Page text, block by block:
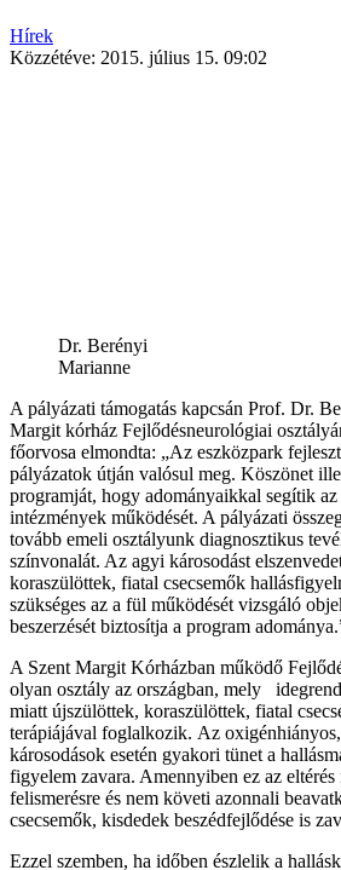
Hírek
Közzétéve: 2015. július 15. 09:02
Dr. Berényi
Marianne
A pályázati támogatás kapcsán Prof. Dr.
Margit kórház Fejlődésneurológiai
főorvosa elmondta: „Az eszközpark
pályázatok útján valósul meg. Köszönet
programját, hogy adományaikkal segítik az
intézmények működését. A pályázati
tovább emeli osztályunk diagnosztikus
színvonalát. Az agyi károsodást
koraszülöttek, fiatal csecsemők
szükséges az a fül működését vizsgáló
beszerzését biztosítja a program
A Szent Margit Kórházban működő
olyan osztály az országban, mely
miatt újszülöttek, koraszülöttek, fiatal
terápiájával foglalkozik. Az oxigénhiányos,
károsodások esetén gyakori tünet a
figyelem zavara. Amennyiben ez az
felismerésre és nem követi azonnali
csecsemők, kisdedek beszédfejlődése is
Ezzel szemben, ha időben észlelik a